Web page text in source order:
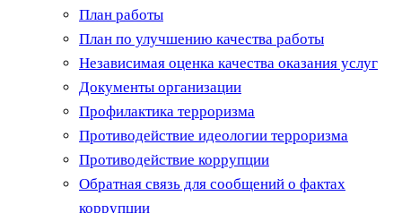
План работы
План по улучшению качества работы
Независимая оценка качества оказания услуг
Документы организации
Профилактика терроризма
Противодействие идеологии терроризма
Противодействие коррупции
Обратная связь для сообщений о фактах
коррупции